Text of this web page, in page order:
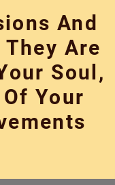
And
Are
Soul,
Your